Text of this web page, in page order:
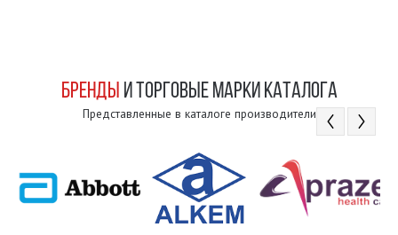
БРЕНДЫ И ТОРГОВЫЕ МАРКИ КАТАЛОГА
Представленные в каталоге производители